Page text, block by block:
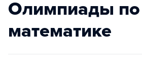
Олимпиады по
математике